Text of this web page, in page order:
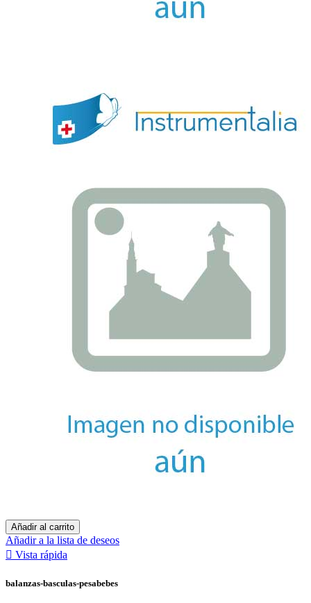
Añadir al carrito
Añadir a la lista de deseos
 Vista rápida
balanzas-basculas-pesabebes